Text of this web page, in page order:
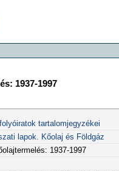
1937-1997
tartalomjegyzékei
lapok. Kőolaj és Földgáz
1937-1997